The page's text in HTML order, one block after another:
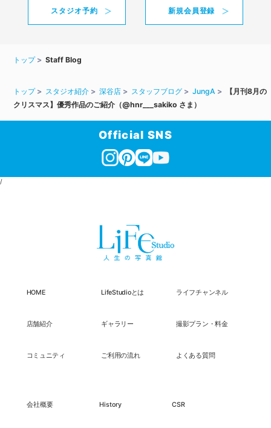
スタジオ予約 新規会員登録
トップ Staff Blog
トップ スタジオ紹介 深谷店 スタッフブログ JungA
【月刊8月の
クリスマス】優秀作品のご紹介（@hnr___sakiko さま ）
Official SNS
/
HOME LifeStudioとは ライフチャンネル
店舗紹介 ギャラリー 撮影プラン・料金
コミュニティ ご利用の流れ よくある質問
会社概要 History CSR